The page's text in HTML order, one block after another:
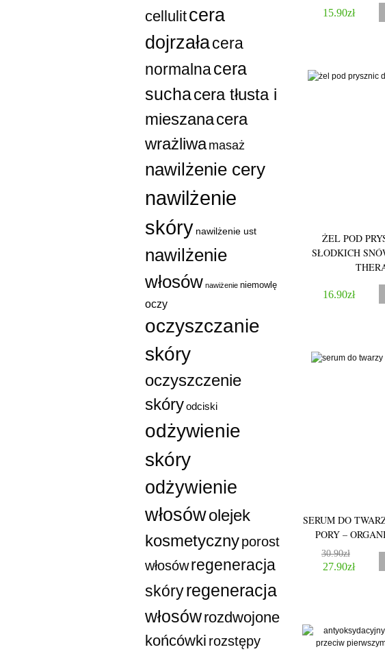
15.90zł
ŻEL POD
SŁODKICH
16.90zł
SERUM DO
PORY –
30.90zł
27.90zł
cellulitcera
dojrzałacera
normalnacera
suchacera tłusta i
mieszanacera
wrażliwa masaż
nawilżenie cery
nawilżenie
skóry nawilżenie ust
nawilżenie
włosów nawiżenie niemowlę
oczy
oczyszczanie
skóry
oczyszczenie
skóryodciski
odżywienie
skóry
odżywienie
włosówolejek
kosmetycznyporost
włosówregeneracja
skóryregeneracja
włosówrozdwojone
końcówki rozstępy